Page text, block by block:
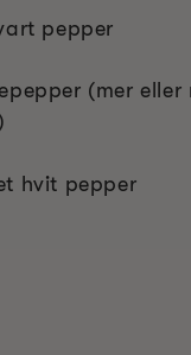
pepper
(mer
hvit pepper